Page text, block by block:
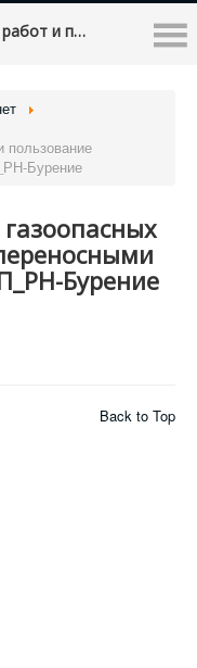
Правила ведения газоопасных работ и пользование переносными газоанализаторами_РП_РН-Бурение
пользование
Бурение
Бурение
Back to Top